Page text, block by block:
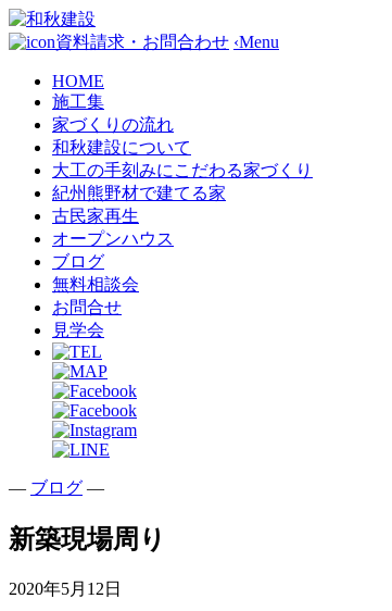
資料請求・お問合わせ ‹Menu
HOME
施工集
家づくりの流れ
和秋建設について
大工の手刻みにこだわる家づくり
紀州熊野材で建てる家
古民家再生
オープンハウス
ブログ
無料相談会
お問合せ
見学会
— ブログ —
新築現場周り
2020年5月12日